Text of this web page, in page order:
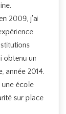
2009, j'ai
obtenu un
année 2014.
une école
sur place